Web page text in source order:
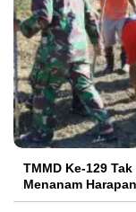
TMMD Ke-129
Menanam